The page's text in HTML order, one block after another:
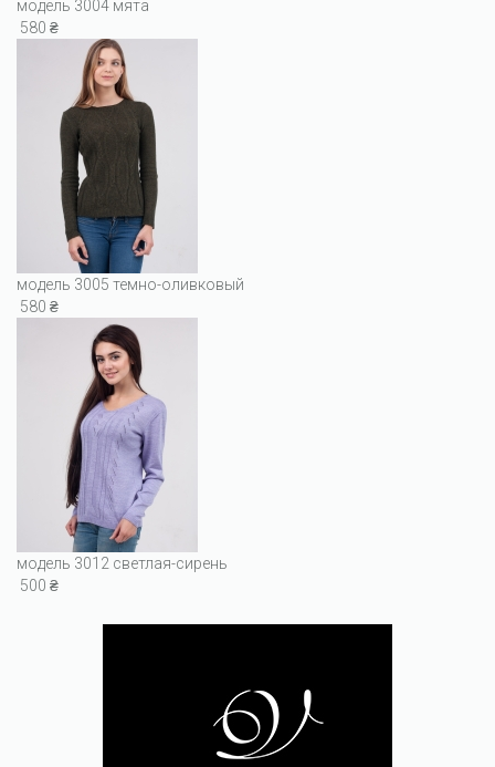
модель 3004 мята
580 ₴
модель 3005 темно-оливковый
580 ₴
модель 3012 светлая-сирень
500 ₴